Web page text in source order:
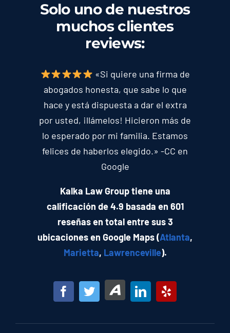
Solo uno de nuestros
muchos clientes
reviews:
«Si quiere una firma de
abogados honesta, que sabe lo que
hace y está dispuesta a dar el extra
por usted, ¡llámelos! Hicieron más de
lo esperado por mi familia. Estamos
felices de haberlos elegido.» -CC en
Google
Kalka Law Group tiene una
calificación de 4.9 basada en 601
reseñas en total entre sus 3
ubicaciones en Google Maps (Atlanta,
Marietta, Lawrenceville).